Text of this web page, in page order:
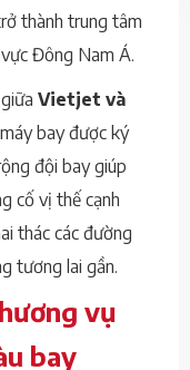
thành trung tâm
Đông Nam Á.
Vietjet và
bay được ký
đội bay giúp
cố vị thế cạnh
thác các đường
tương lai gần.
vụ
bay